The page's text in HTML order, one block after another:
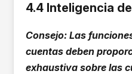
4.4 Inteligencia
Consejo: Las
cuentas deben
exhaustiva sobre las